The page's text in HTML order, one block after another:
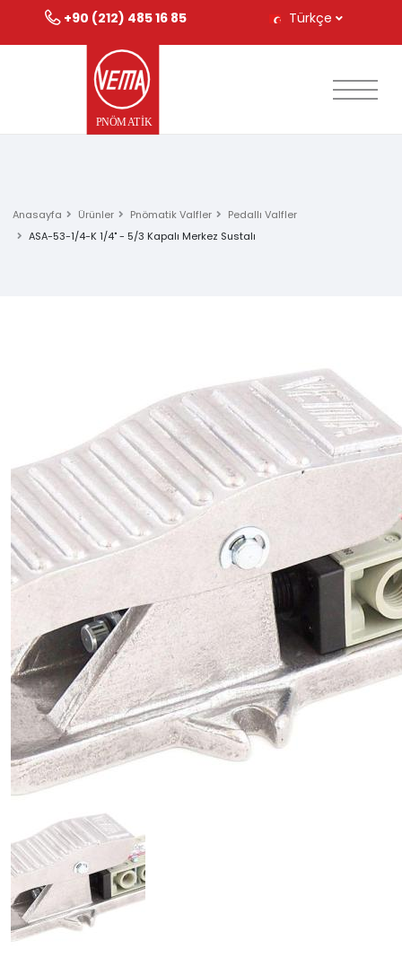
+90 (212) 485 16 85 Türkçe
Anasayfa Ürünler Pnömatik Valfler
Pedallı Valfler
ASA-53-1/4-K 1/4" - 5/3 Kapalı Merkez Sustalı